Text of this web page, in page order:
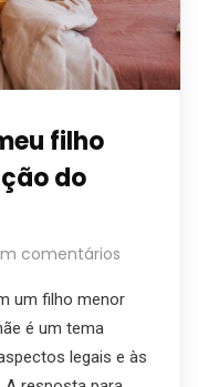
filho
do
comentários
um filho menor
é um tema
legais e às